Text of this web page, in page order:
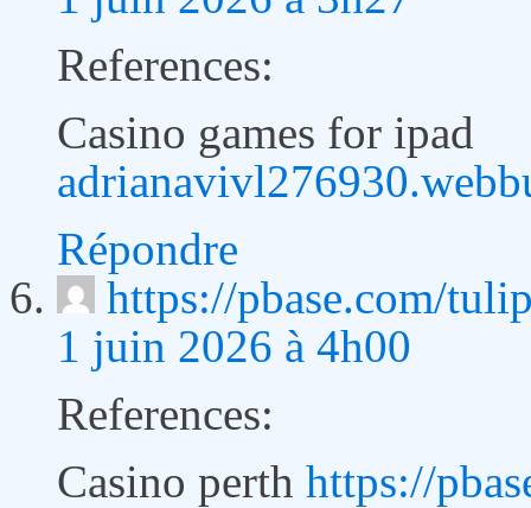
References:
Casino games for ipad
Répondre
https://pbase.com/
1 juin 2026 à 4h00
References:
Casino perth https://